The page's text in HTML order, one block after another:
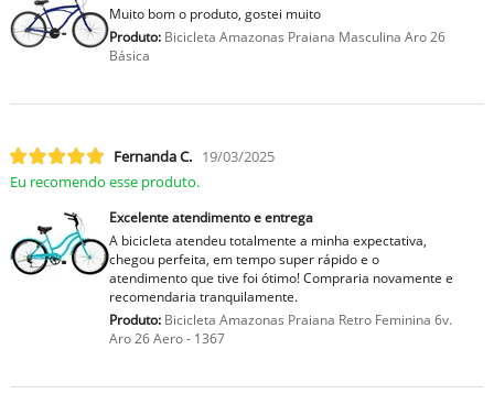
Muito bom o produto, gostei muito
Produto:Bicicleta Amazonas Praiana Masculina Aro 26
Básica
Fernanda C. 19/03/2025
Eu recomendo esse produto.
Excelente atendimento e entrega
A bicicleta atendeu totalmente a minha expectativa,
chegou perfeita, em tempo super rápido e o
atendimento que tive foi ótimo! Compraria novamente e
recomendaria tranquilamente.
Produto:Bicicleta Amazonas Praiana Retro Feminina 6v.
Aro 26 Aero - 1367